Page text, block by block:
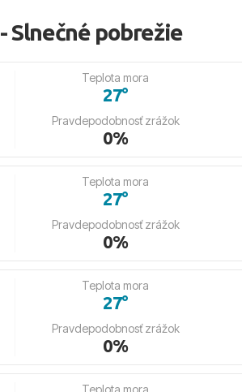
Slnečné pobrežie
Teplota mora
27°
Pravdepodobnosť zrážok
0%
Teplota mora
27°
Pravdepodobnosť zrážok
0%
Teplota mora
27°
Pravdepodobnosť zrážok
0%
Teplota mora